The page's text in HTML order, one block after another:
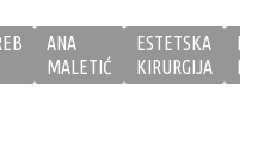
ANA
MALETIĆ
ESTETSKA
KIRURGIJA